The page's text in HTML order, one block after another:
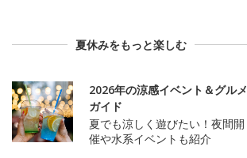
夏休みをもっと楽しむ
2026年の涼感イベント＆グルメ
ガイド
夏でも涼しく遊びたい！夜間開
催や水系イベントも紹介